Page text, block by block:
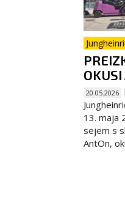
20.05.2026
13. maja
sejem s
AntOn,